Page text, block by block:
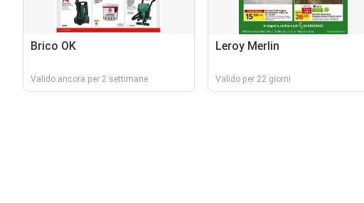
Brico OK
Valido ancora per 2 settimane
Leroy Merlin
Valido per 22 giorni